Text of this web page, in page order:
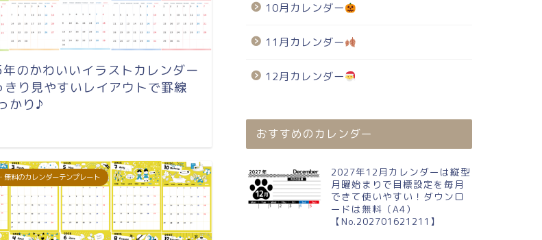
のかわいいイラストカレンダー
きり見やすいレイアウトで罫線
かり♪
無料のカレンダーテンプレート
10月カレンダー
11月カレンダー
12月カレンダー
おすすめのカレンダー
2027年12月カレンダーは縦型
月曜始まりで目標設定を毎月
できて使いやすい！ダウンロ
ードは無料（A4）
【No.202701621211】